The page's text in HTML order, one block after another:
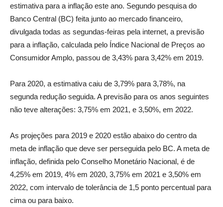
estimativa para a inflação este ano. Segundo pesquisa do
Banco Central (BC) feita junto ao mercado financeiro,
divulgada todas as segundas-feiras pela internet, a previsão
para a inflação, calculada pelo Índice Nacional de Preços ao
Consumidor Amplo, passou de 3,43% para 3,42% em 2019.
Para 2020, a estimativa caiu de 3,79% para 3,78%, na
segunda redução seguida. A previsão para os anos seguintes
não teve alterações: 3,75% em 2021, e 3,50%, em 2022.
As projeções para 2019 e 2020 estão abaixo do centro da
meta de inflação que deve ser perseguida pelo BC. A meta de
inflação, definida pelo Conselho Monetário Nacional, é de
4,25% em 2019, 4% em 2020, 3,75% em 2021 e 3,50% em
2022, com intervalo de tolerância de 1,5 ponto percentual para
cima ou para baixo.